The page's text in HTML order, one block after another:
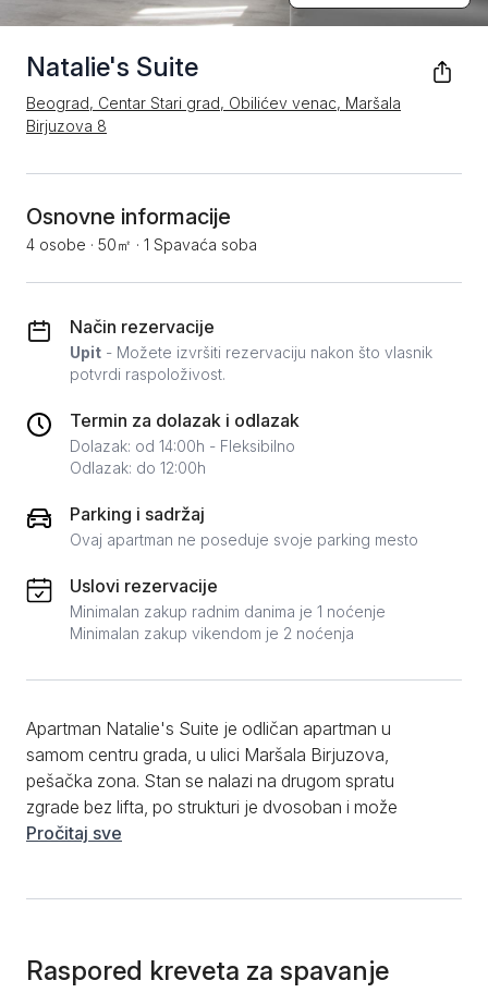
Natalie's Suite
Beograd, Centar Stari grad, Obilićev venac, Maršala
Birjuzova 8
Osnovne informacije
4 osobe · 50㎡ · 1 Spavaća soba
Način rezervacije
Upit - Možete izvršiti rezervaciju nakon što vlasnik
potvrdi raspoloživost.
Termin za dolazak i odlazak
Dolazak: od 14:00h - Fleksibilno
Odlazak: do 12:00h
Parking i sadržaj
Ovaj apartman ne poseduje svoje parking mesto
Uslovi rezervacije
Minimalan zakup radnim danima je 1 noćenje
Minimalan zakup vikendom je 2 noćenja
Apartman Natalie's Suite je odličan apartman u
samom centru grada, u ulici Maršala Birjuzova,
pešačka zona. Stan se nalazi na drugom spratu
zgrade bez lifta, po strukturi je dvosoban i može
ugostiti 4 osobe. U blizini apartmana dostupni su
poseduje dnevni boravak sa kuhinjom, spavaću
sobu, kupatilo i terasu. U dnevnoj sobi se nalazi
Pročitaj sve
Raspored kreveta za spavanje